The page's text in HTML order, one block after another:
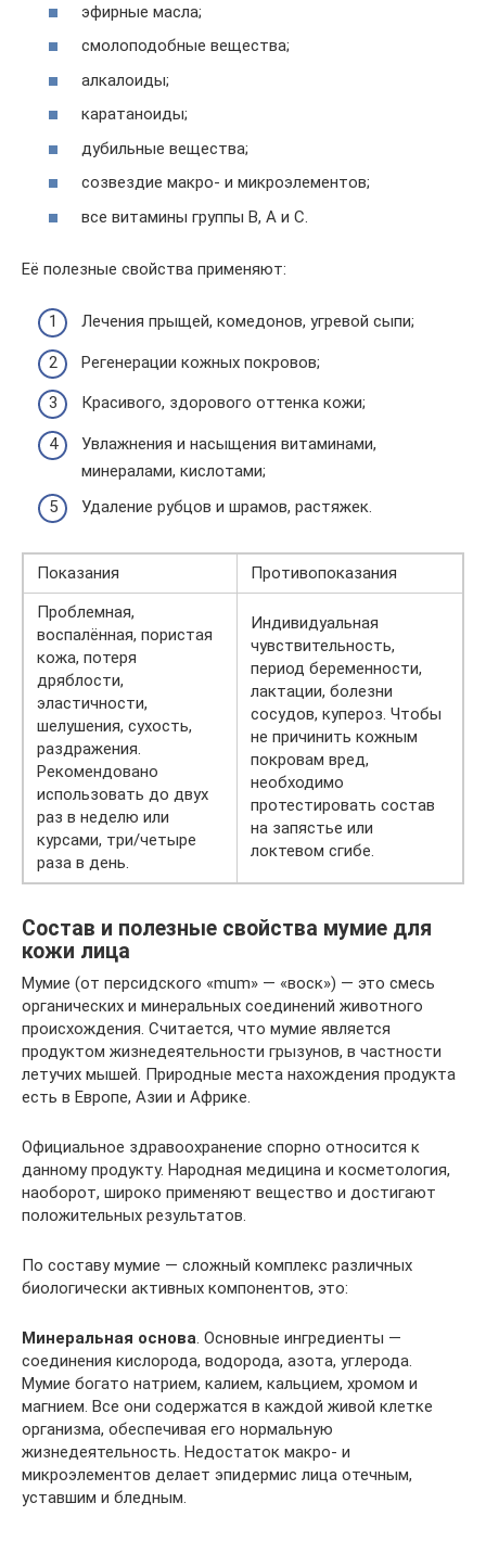
эфирные масла;
смолоподобные вещества;
алкалоиды;
каратаноиды;
дубильные вещества;
созвездие макро- и микроэлементов;
все витамины группы В, А и С.
Её полезные свойства применяют:
Лечения прыщей, комедонов, угревой сыпи;
Регенерации кожных покровов;
Красивого, здорового оттенка кожи;
Увлажнения и насыщения витаминами,
минералами, кислотами;
Удаление рубцов и шрамов, растяжек.
Показания
Противопоказания
Проблемная,
воспалённая, пористая
кожа, потеря
дряблости,
эластичности,
шелушения, сухость,
раздражения.
Рекомендовано
использовать до двух
раз в неделю или
курсами, три/четыре
раза в день.
Индивидуальная
чувствительность,
период беременности,
лактации, болезни
сосудов, купероз. Чтобы
не причинить кожным
покровам вред,
необходимо
протестировать состав
на запястье или
локтевом сгибе.
Состав и полезные свойства мумие для
кожи лица
Мумие (от персидского «mum» — «воск») — это смесь
органических и минеральных соединений животного
происхождения. Считается, что мумие является
продуктом жизнедеятельности грызунов, в частности
летучих мышей. Природные места нахождения продукта
есть в Европе, Азии и Африке.
Официальное здравоохранение спорно относится к
данному продукту. Народная медицина и косметология,
наоборот, широко применяют вещество и достигают
положительных результатов.
По составу мумие — сложный комплекс различных
биологически активных компонентов, это:
Минеральная основа. Основные ингредиенты —
соединения кислорода, водорода, азота, углерода.
Мумие богато натрием, калием, кальцием, хромом и
магнием. Все они содержатся в каждой живой клетке
организма, обеспечивая его нормальную
жизнедеятельность. Недостаток макро- и
микроэлементов делает эпидермис лица отечным,
уставшим и бледным.